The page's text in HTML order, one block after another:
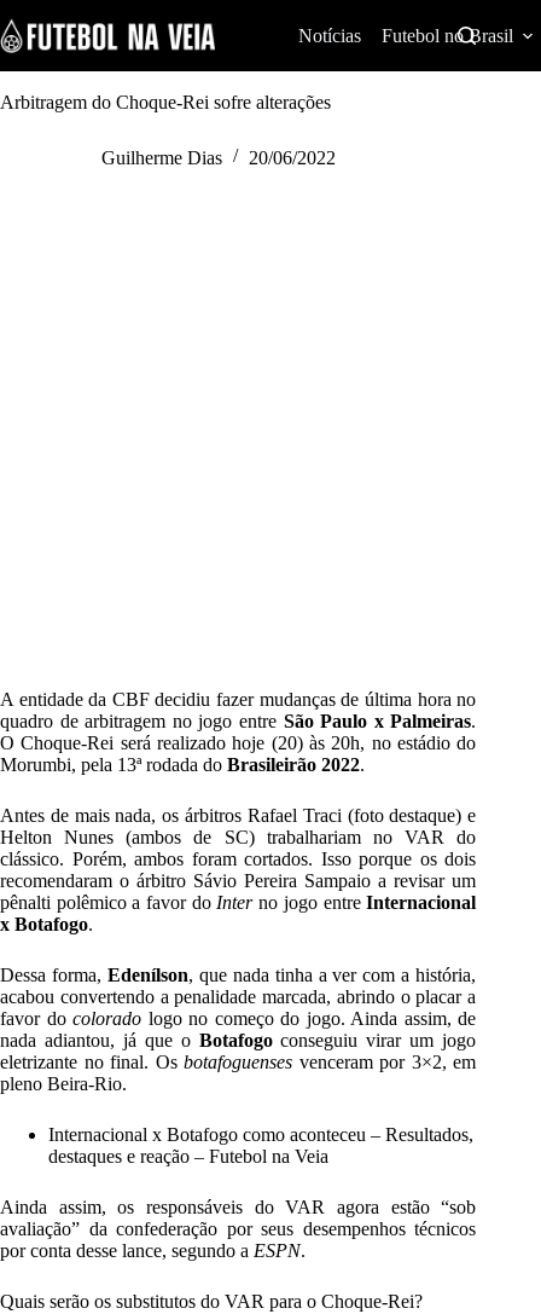
k
i
p
Notícias Futebol no Brasil
Arbitragem do Choque-Rei sofre alterações
Guilherme Dias 20/06/2022
A entidade da CBF decidiu fazer mudanças de última hora no
quadro de arbitragem no jogo entre São Paulo x Palmeiras.
O Choque-Rei será realizado hoje (20) às 20h, no estádio do
Morumbi, pela 13ª rodada do Brasileirão 2022.
Antes de mais nada, os árbitros Rafael Traci (foto destaque) e
Helton Nunes (ambos de SC) trabalhariam no VAR do
clássico. Porém, ambos foram cortados. Isso porque os dois
recomendaram o árbitro Sávio Pereira Sampaio a revisar um
pênalti polêmico a favor do Interno jogo entreInternacional
x Botafogo.
Dessa forma, Edenílson, que nada tinha a ver com a história,
acabou convertendo a penalidade marcada, abrindo o placar a
favor docolorado logo no começo do jogo. Ainda assim, de
nada adiantou, já que o Botafogoconseguiu virar um jogo
eletrizante no final. Osbotafoguenses venceram por 3×2, em
pleno Beira-Rio.
Internacional x Botafogo como aconteceu – Resultados,
destaques e reação – Futebol na Veia
Ainda assim, os responsáveis do VAR agora estão “sob
avaliação” da confederação por seus desempenhos técnicos
por conta desse lance, segundo a ESPN.
Quais serão os substitutos do VAR para o Choque-Rei?